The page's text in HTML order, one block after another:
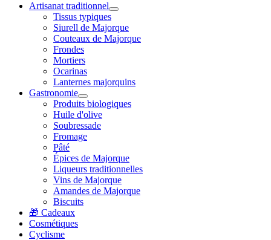
Artisanat traditionnel
Tissus typiques
Siurell de Majorque
Couteaux de Majorque
Frondes
Mortiers
Ocarinas
Lanternes majorquins
Gastronomie
Produits biologiques
Huile d'olive
Soubressade
Fromage
Pâté
Épices de Majorque
Liqueurs traditionnelles
Vins de Majorque
Amandes de Majorque
Biscuits
🎁 Cadeaux
Cosmétiques
Cyclisme